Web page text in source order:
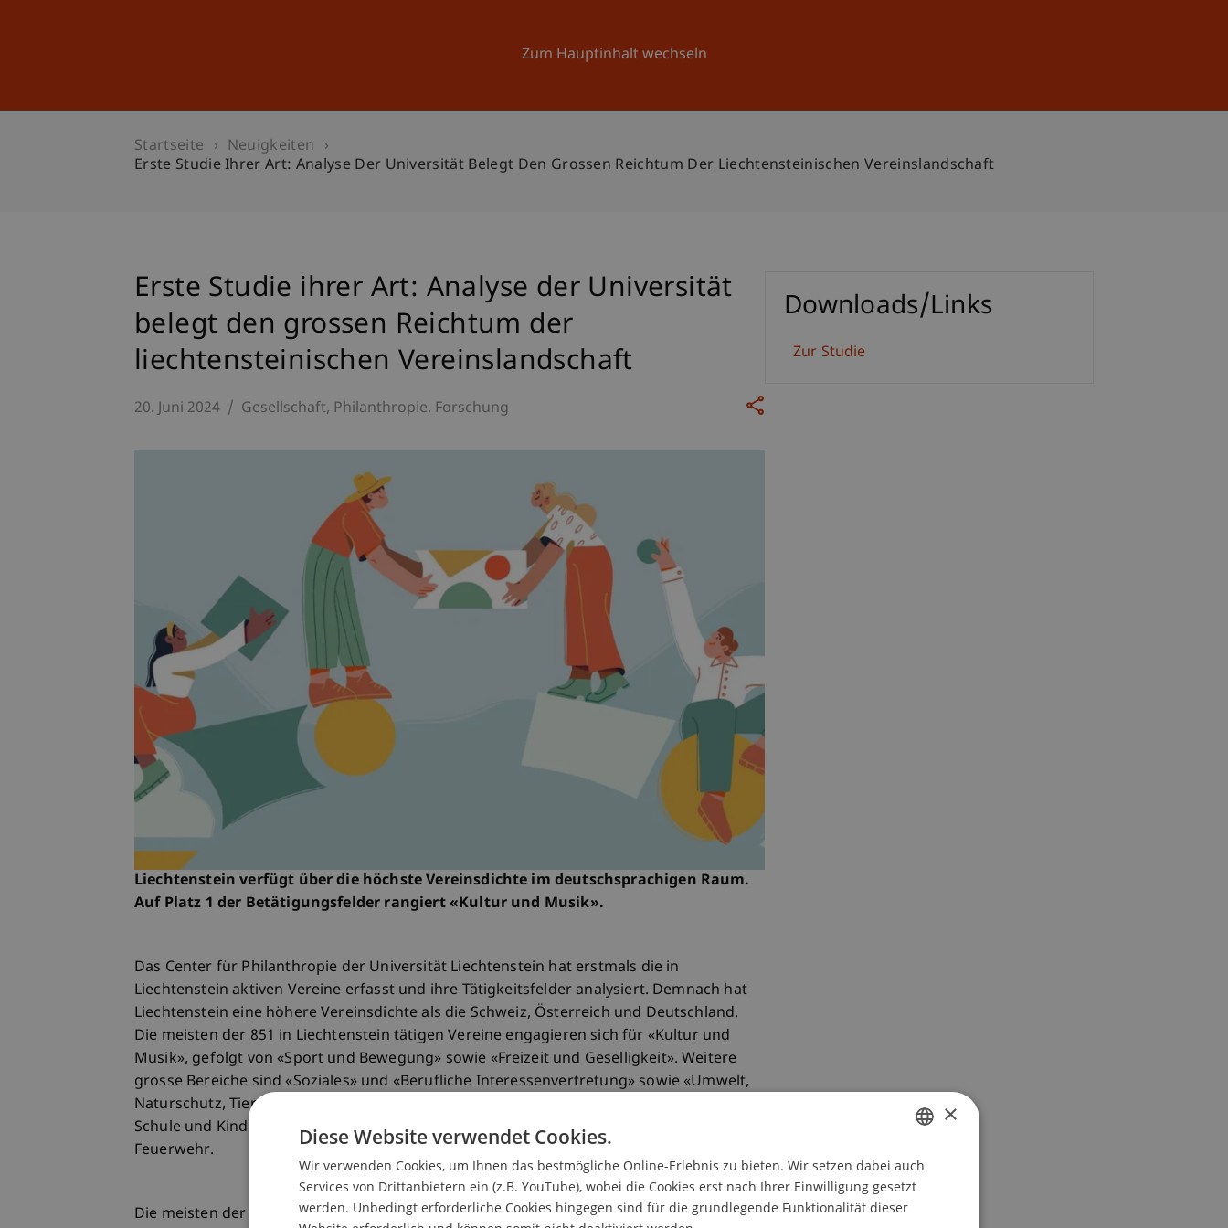
Zum Hauptinhalt wechseln
Universität Aktuelles
Startseite
Neuigkeiten
Erste Studie Ihrer Art: Analyse Der Universität Belegt Den Grossen Reichtum Der Liechtensteinischen Vereinslandschaft
Erste Studie ihrer Art: Analyse der Universität
belegt den grossen Reichtum der
liechtensteinischen Vereinslandschaft
20. Juni 2024 Gesellschaft Philanthropie Forschung
Liechtenstein verfügt über die höchste Vereinsdichte im deutschsprachigen Raum.
Auf Platz 1 der Betätigungsfelder rangiert «Kultur und Musik».
Das Center für Philanthropie der Universität Liechtenstein hat erstmals die in
Liechtenstein aktiven Vereine erfasst und ihre Tätigkeitsfelder analysiert. Demnach hat
Liechtenstein eine höhere Vereinsdichte als die Schweiz, Österreich und Deutschland.
Die meisten der 851 in Liechtenstein tätigen Vereine engagieren sich für «Kultur und
Musik», gefolgt von «Sport und Bewegung» sowie «Freizeit und Geselligkeit». Weitere
grosse Bereiche sind «Soziales» und «Berufliche Interessenvertretung» sowie «Umwelt,
Naturschutz, Tierschutz». Insgesamt wurden 17 Tätigkeitsfelder erfasst, darunter auch
Schule und Kindergarten, Gesundheitspflege sowie Unfall-, Rettungsdienst, Freiwillige
Feuerwehr.
Die meisten der in Liechtenstein aktiven Vereine haben ihren Sitz in Vaduz (227), gefolgt
Downloads/Links
Zur Studie
GERMAN
ENGLISH
×
Diese Website verwendet Cookies.
Wir verwenden Cookies, um Ihnen das bestmögliche Online-Erlebnis zu bieten. Wir setzen dabei auch
Services von Drittanbietern ein (z.B. YouTube), wobei die Cookies erst nach Ihrer Einwilligung gesetzt
werden. Unbedingt erforderliche Cookies hingegen sind für die grundlegende Funktionalität dieser